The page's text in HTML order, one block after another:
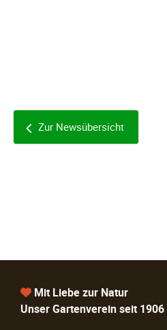
Zur Newsübersicht
Mit Liebe zur Natur
Unser Gartenverein seit 1906